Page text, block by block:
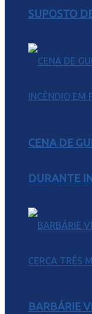
SUPOSTO
CENA DE
DURANTE
BARBÁRIE